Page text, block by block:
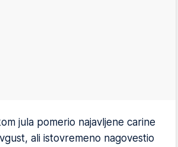
jula pomerio najavljene carine
ali istovremeno nagovestio